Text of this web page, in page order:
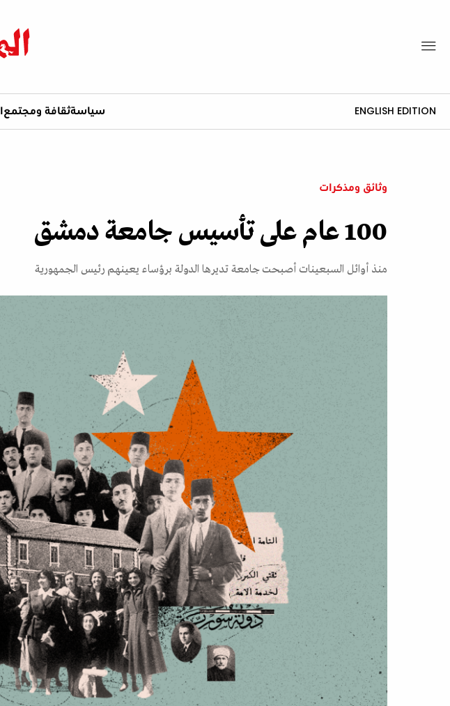
ENGLISH EDITION سياسةثقافة ومجتمع
وثائق ومذكرات
100 عام على تأسيس جامعة دمشق
منذ أوائل السبعينات أصبحت جامعة تديرها الدولة برؤساء يعينهم رئيس الجمهورية